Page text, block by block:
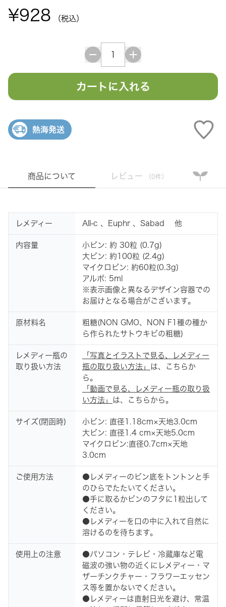
¥928 （税込）
カートに入れる
熱海発送
商品について レビュー （0件）
レメディー All-c 、Euphr 、Sabad 他
内容量
小ビン: 約 30粒 (0.7g)
大ビン: 約100粒 (2.4g)
マイクロビン: 約60粒(0.3g)
アルポ: 5ml
※表示画像と異なるデザイン容器での
お届けとなる場合がございます。
原材料名
粗糖(NON GMO、NON F1種の種か
ら作られたサトウキビの粗糖)
レメディー瓶の
取り扱い方法
「写真とイラストで見る、レメディー
瓶の取り扱い方法」
は、こちらか
ら。
「動画で見る、レメディー瓶の取り扱
い方法」
は、こちらから。
サイズ(閉函時)
小ビン: 直径1.18cm×天地3.0cm
大ビン: 直径1.4 cm×天地5.0cm
マイクロビン:直径0.7cm×天地
3.0cm
ご使用方法
●レメディーのビン底をトントンと手
のひらでたたいてください。
●手に取るかビンのフタに1粒出して
ください。
●レメディーを口の中に入れて自然に
溶けるのを待ちます。
使用上の注意
●パソコン・テレビ・冷蔵庫など電
磁波の強い物の近くにレメディー・マ
ザーチンクチャー・フラワーエッセン
ス等を置かないでください。
●レメディーは直射日光を避け、常温